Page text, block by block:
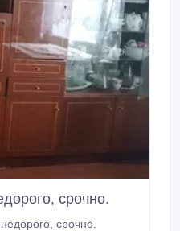
срочно.
срочно.